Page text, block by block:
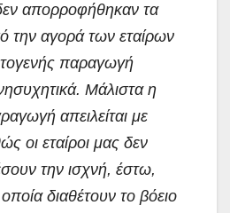
απορροφήθηκαν τα
την αγορά των εταίρων
παραγωγή
Μάλιστα η
απειλείται με
οι εταίροι μας δεν
την ισχνή, έστω,
διαθέτουν το βόειο